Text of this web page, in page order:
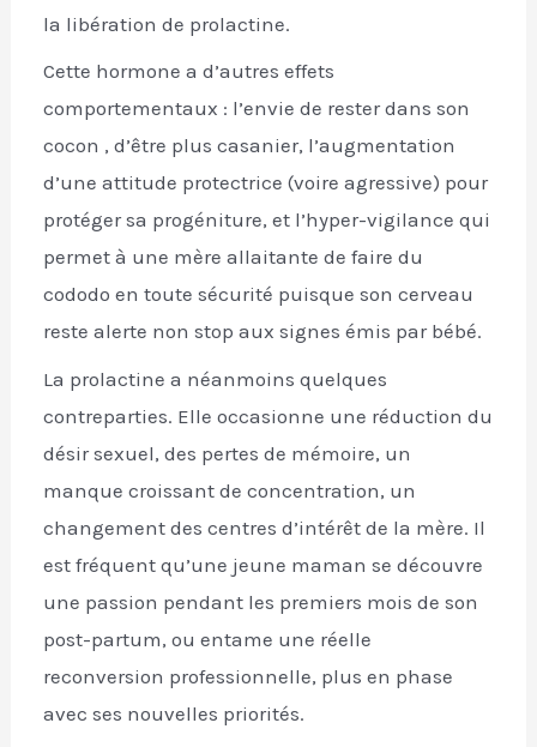
la libération de prolactine.
Cette hormone a d’autres effets
comportementaux : l’envie de rester dans son
cocon , d’être plus casanier, l’augmentation
d’une attitude protectrice (voire agressive) pour
protéger sa progéniture, et l’hyper-vigilance qui
permet à une mère allaitante de faire du
cododo en toute sécurité puisque son cerveau
reste alerte non stop aux signes émis par bébé.
La prolactine a néanmoins quelques
contreparties. Elle occasionne une réduction du
désir sexuel, des pertes de mémoire, un
manque croissant de concentration, un
changement des centres d’intérêt de la mère. Il
est fréquent qu’une jeune maman se découvre
une passion pendant les premiers mois de son
post-partum, ou entame une réelle
reconversion professionnelle, plus en phase
avec ses nouvelles priorités.